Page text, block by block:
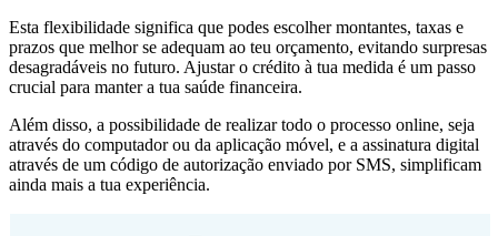
Esta flexibilidade significa que podes escolher montantes, taxas e
prazos que melhor se adequam ao teu orçamento, evitando surpresas
desagradáveis no futuro. Ajustar o crédito à tua medida é um passo
crucial para manter a tua saúde financeira.
Além disso, a possibilidade de realizar todo o processo online, seja
através do computador ou da aplicação móvel, e a assinatura digital
através de um código de autorização enviado por SMS, simplificam
ainda mais a tua experiência.